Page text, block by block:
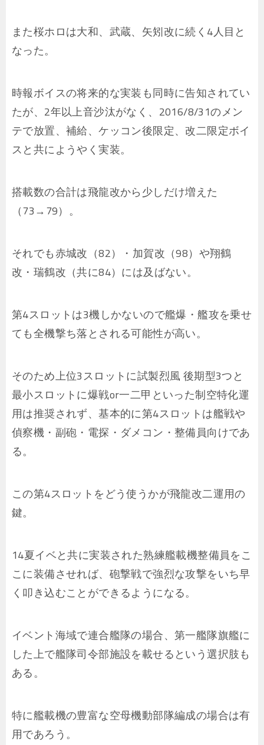
また桜ホロは大和、武蔵、矢矧改に続く4人目と
なった。
時報ボイスの将来的な実装も同時に告知されてい
たが、2年以上音沙汰がなく、2016/8/31のメン
テで放置、補給、ケッコン後限定、改二限定ボイ
スと共にようやく実装。
搭載数の合計は飛龍改から少しだけ増えた
（73→79）。
それでも赤城改（82）・加賀改（98）や翔鶴
改・瑞鶴改（共に84）には及ばない。
第4スロットは3機しかないので艦爆・艦攻を乗せ
ても全機撃ち落とされる可能性が高い。
そのため上位3スロットに試製烈風 後期型3つと
最小スロットに爆戦or一二甲といった制空特化運
用は推奨されず、基本的に第4スロットは艦戦や
偵察機・副砲・電探・ダメコン・整備員向けであ
る。
この第4スロットをどう使うかが飛龍改二運用の
鍵。
14夏イベと共に実装された熟練艦載機整備員をこ
こに装備させれば、砲撃戦で強烈な攻撃をいち早
く叩き込むことができるようになる。
イベント海域で連合艦隊の場合、第一艦隊旗艦に
した上で艦隊司令部施設を載せるという選択肢も
ある。
特に艦載機の豊富な空母機動部隊編成の場合は有
用であろう。